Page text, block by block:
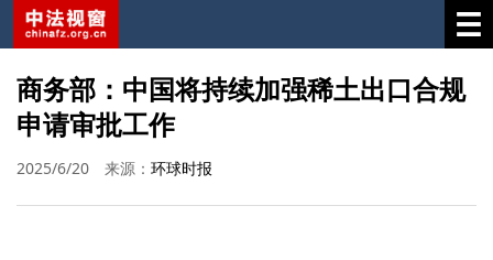
商务部：中国将持续加强稀土出口合规
申请审批工作
2025/6/20 来源： 环球时报